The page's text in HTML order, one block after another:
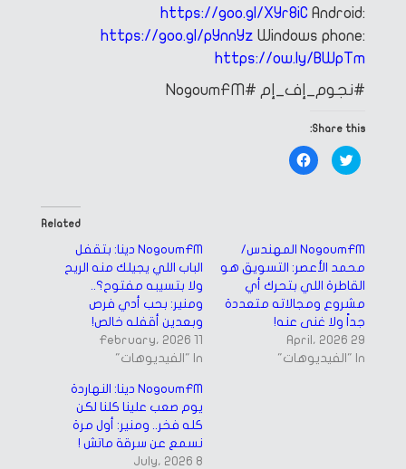
https://goo.gl/XYr8iC Android:
https://goo.gl/pYnnYz Windows phone:
https://ow.ly/BWpTm
#نجوم_إف_إم #NogoumFM
Share this:
Click
to
share
window)
Click
to
window)
Related
NogoumFM دينا: بتقفل
الباب اللي يجيلك منه الريح
ولا بتسيبه مفتوح؟..
ومنير: بحب أدي فرص
وبعدين أقفله خالص!
11 February، 2026
In "الفيديوهات"
NogoumFM المهندس/
محمد الأعصر: التسويق هو
القاطرة اللي بتحرك أي
مشروع ومجالاته متعددة
جداً ولا غنى عنه!
29 April، 2026
In "الفيديوهات"
NogoumFM دينا: النهاردة
يوم صعب علينا كلنا لكن
كله فخر.. ومنير: أول مرة
نسمع عن سرقة ماتش !
8 July، 2026